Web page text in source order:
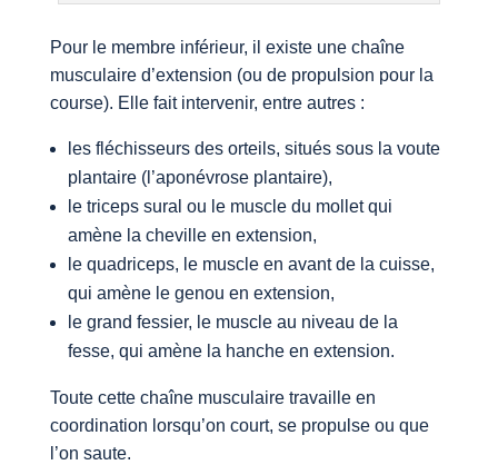
Pour le membre inférieur, il existe une chaîne
musculaire d’extension (ou de propulsion pour la
course). Elle fait intervenir, entre autres :
les fléchisseurs des orteils, situés sous la voute
plantaire (l’aponévrose plantaire),
le triceps sural ou le muscle du mollet qui
amène la cheville en extension,
le quadriceps, le muscle en avant de la cuisse,
qui amène le genou en extension,
le grand fessier, le muscle au niveau de la
fesse, qui amène la hanche en extension.
Toute cette chaîne musculaire travaille en
coordination lorsqu’on court, se propulse ou que
l’on saute.